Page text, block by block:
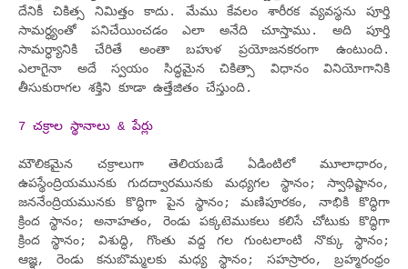
దేనికీ చికిత్స నిమిత్తం కాదు. మేము కేవలం శారీరక వ్యవస్థను పూర్తి
సామర్ధ్యంతో పనిచేయించడం ఎలా అనేది చూస్తాము. అది పూర్తి
సామర్ధ్యానికి చేరితే అంతా బహుళ ప్రయోజనకరంగా ఉంటుంది.
ఎలాగైనా అదే స్వయం సిద్ధమైన చికిత్సా విధానం వినియోగానికి
తీసుకురాగల శక్తిని కూడా ఉత్తేజితం చేస్తుంది.
7 చక్రాల స్థానాలు & పేర్లు
మౌలికమైన చక్రాలుగా తెలియబడే ఏడింటిలో మూలాధారం,
ఉపస్థేంద్రియమునకు గుదద్వారమునకు మధ్యగల స్థానం; స్వాధిష్టానం,
జననేంద్రియమునకు కొద్ధిగా పైన స్థానం; మణిపూరకం, నాభికి కొద్ధిగా
క్రింద స్థానం; అనాహతం, రెండు పక్కటెముకలు కలిసే చోటుకు కొద్ధిగా
క్రింద స్థానం; విశుద్ధి, గొంతు వద్ద గల గుంటలాంటి నొక్కు స్థానం;
ఆజ్ఞ, రెండు కనుబొమ్మలకు మధ్య స్థానం; సహస్రారం, బ్రహ్మరంధ్రం